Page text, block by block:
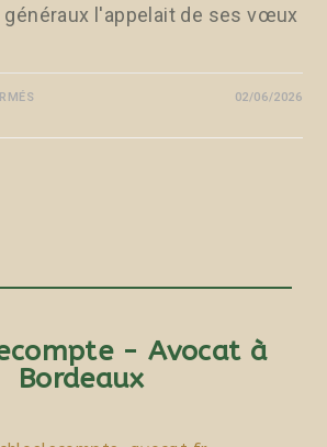
l'appelait de ses vœux
02/06/2026
- Avocat à
Bordeaux